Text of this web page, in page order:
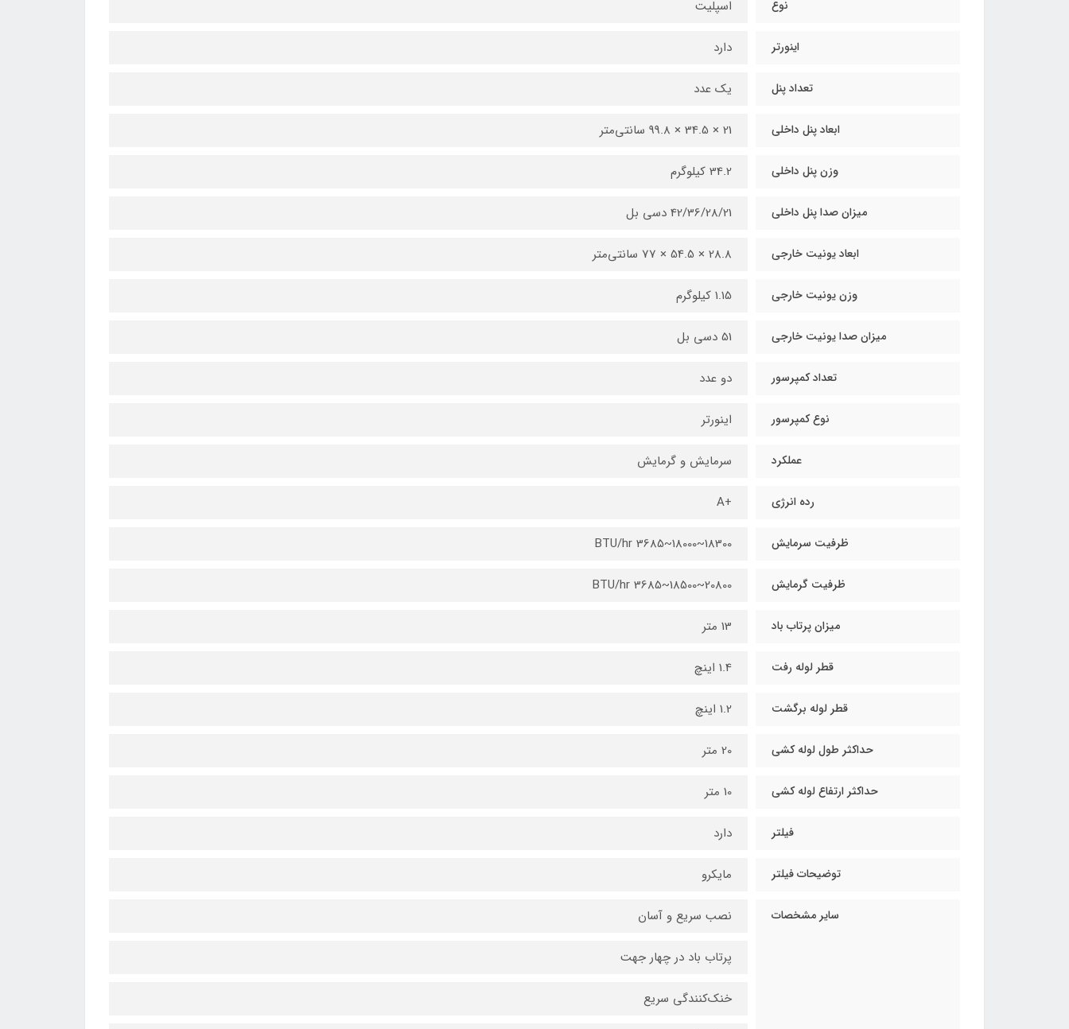
نوع اسپلیت
اینورتر دارد
تعداد پنل یک عدد
ابعاد پنل داخلی 21 × 34.5 × 99.8 سانتی‌متر
وزن پنل داخلی 34.2 کیلوگرم
میزان صدا پنل داخلی 42/36/28/21 دسی بل
ابعاد یونیت خارجی 28.8 × 54.5 × 77 سانتی‌متر
وزن یونیت خارجی 1.15 کیلوگرم
میزان صدا یونیت خارجی 51 دسی بل
تعداد کمپرسور دو عدد
نوع کمپرسور اینورتر
عملکرد سرمایش و گرمایش
رده انرژی +A
ظرفیت سرمایش 18300~18000~3685 BTU/hr
ظرفیت گرمایش 20800~18500~3685 BTU/hr
میزان پرتاب باد 13 متر
قطر لوله رفت 1.4 اینچ
قطر لوله برگشت 1.2 اینچ
حداکثر طول لوله کشی 20 متر
حداکثر ارتفاع لوله کشی 10 متر
فیلتر دارد
توضیحات فیلتر مایکرو
سایر مشخصات نصب سریع و آسان
پرتاب باد در چهار جهت
خنک‌کنندگی سریع